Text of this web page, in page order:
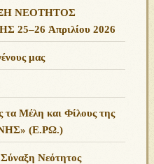
ΝΕΟΤΗΤΟΣ
Ἀπριλίου 2026
μας
τα Μέλη και Φίλους της
(Ε.ΡΩ.)
Νεότητος